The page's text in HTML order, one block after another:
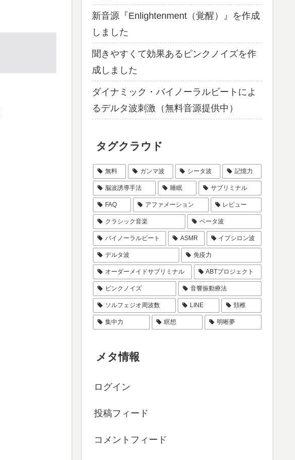
新音源『Enlightenment（覚醒）』を作成
しました
聞きやすくて効果あるピンクノイズを作
成しました
ダイナミック・バイノーラルビートによ
るデルタ波刺激（無料音源提供中）
タグクラウド
無料 ガンマ波 シータ波 記憶力
脳波誘導手法 睡眠 サブリミナル
FAQ アファメーション レビュー
クラシック音楽 ベータ波
バイノーラルビート ASMR イプシロン波
デルタ波 免疫力
オーダーメイドサブリミナル ABTプロジェクト
ピンクノイズ 音響振動療法
ソルフェジオ周波数 LINE 頚椎
集中力 瞑想 明晰夢
メタ情報
ログイン
投稿フィード
コメントフィード